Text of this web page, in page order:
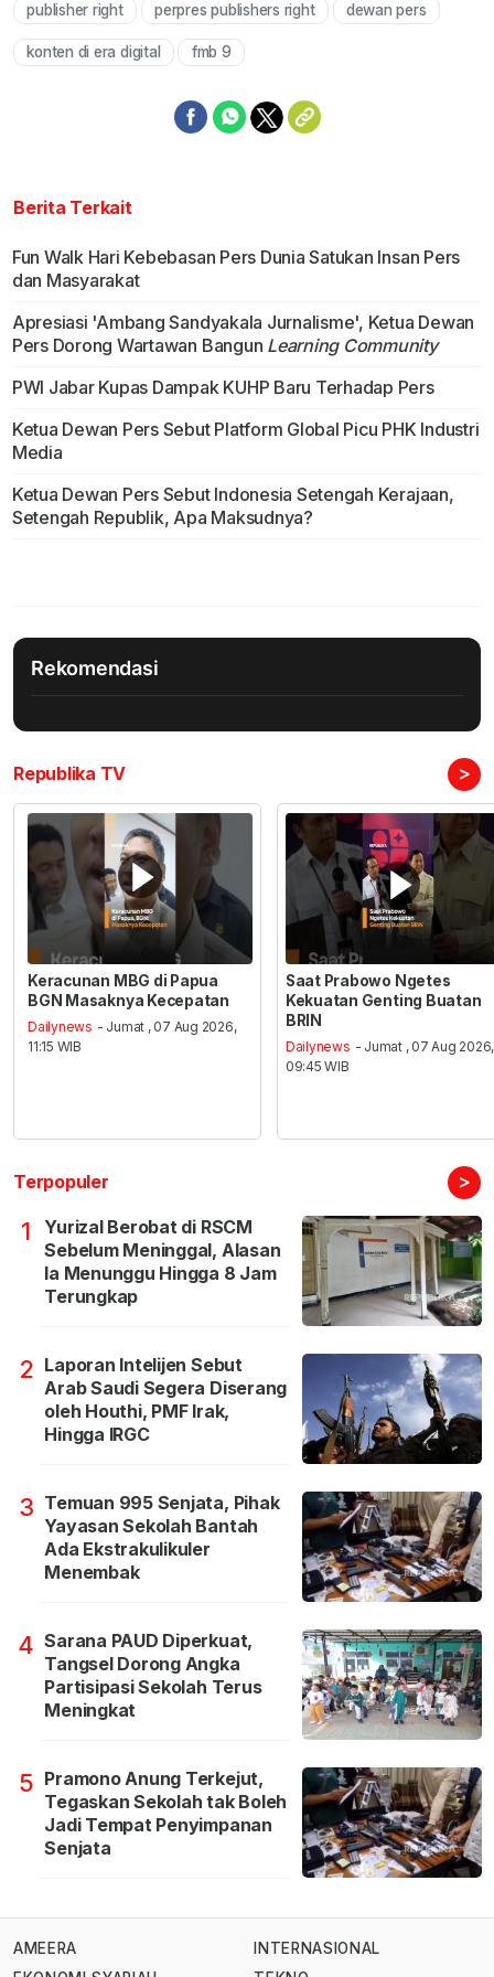
Mute
publisher right perpres publishers right dewan pers
konten di era digital fmb 9
Berita Terkait
Fun Walk Hari Kebebasan Pers Dunia Satukan Insan Pers
dan Masyarakat
Apresiasi 'Ambang Sandyakala Jurnalisme', Ketua Dewan
Pers Dorong Wartawan Bangun Learning Community
PWI Jabar Kupas Dampak KUHP Baru Terhadap Pers
Ketua Dewan Pers Sebut Platform Global Picu PHK Industri
Media
Ketua Dewan Pers Sebut Indonesia Setengah Kerajaan,
Setengah Republik, Apa Maksudnya?
Rekomendasi
Republika TV >
Keracunan MBG di Papua
BGN Masaknya Kecepatan
Dailynews - Jumat , 07 Aug 2026,
11:15 WIB
Saat Prabowo Ngetes
Kekuatan Genting Buatan
BRIN
Dailynews - Jumat , 07 Aug 2026,
09:45 WIB
Terpopuler >
1
Yurizal Berobat di RSCM
Sebelum Meninggal, Alasan
Ia Menunggu Hingga 8 Jam
Terungkap
2 Laporan Intelijen Sebut
Arab Saudi Segera Diserang
oleh Houthi, PMF Irak,
Hingga IRGC
3 Temuan 995 Senjata, Pihak
Yayasan Sekolah Bantah
Ada Ekstrakulikuler
Menembak
4 Sarana PAUD Diperkuat,
Tangsel Dorong Angka
Partisipasi Sekolah Terus
Meningkat
5 Pramono Anung Terkejut,
Tegaskan Sekolah tak Boleh
Jadi Tempat Penyimpanan
Senjata
AMEERA
INTERNASIONAL